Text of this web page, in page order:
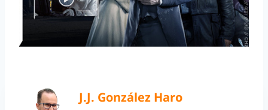
J.J. González Haro